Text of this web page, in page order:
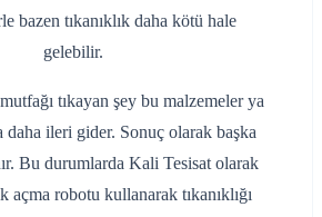
bazen tıkanıklık daha kötü hale
gelebilir.
tıkayan şey bu malzemeler ya
daha ileri gider. Sonuç olarak başka
Bu durumlarda Kali Tesisat olarak
açma robotu kullanarak tıkanıklığı